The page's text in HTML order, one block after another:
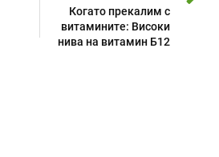
Когато прекалим с
витамините: Високи
нива на витамин Б12